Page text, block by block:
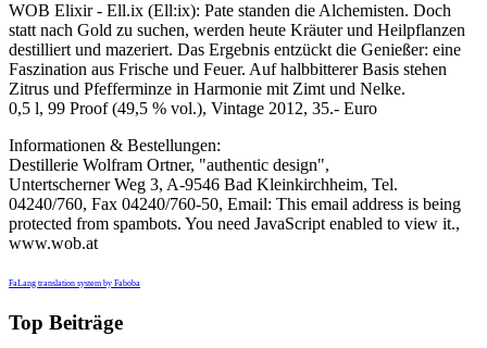
WOB Elixir - Ell.ix (Ell:ix): Pate standen die Alchemisten. Doch
statt nach Gold zu suchen, werden heute Kräuter und Heilpflanzen
destilliert und mazeriert. Das Ergebnis entzückt die Genießer: eine
Faszination aus Frische und Feuer. Auf halbbitterer Basis stehen
Zitrus und Pfefferminze in Harmonie mit Zimt und Nelke.
0,5 l, 99 Proof (49,5 % vol.), Vintage 2012, 35.- Euro
Informationen & Bestellungen:
Destillerie Wolfram Ortner, "authentic design",
Untertscherner Weg 3, A-9546 Bad Kleinkirchheim, Tel.
04240/760, Fax 04240/760-50, Email: This email address is being
protected from spambots. You need JavaScript enabled to view it.,
www.wob.at
FaLang translation system by Faboba
Top Beiträge